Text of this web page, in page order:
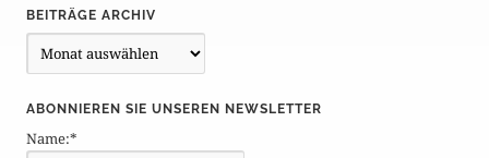
BEITRÄGE ARCHIV
e
t
r
ABONNIEREN SIE UNSEREN NEWSLETTER
Name:*